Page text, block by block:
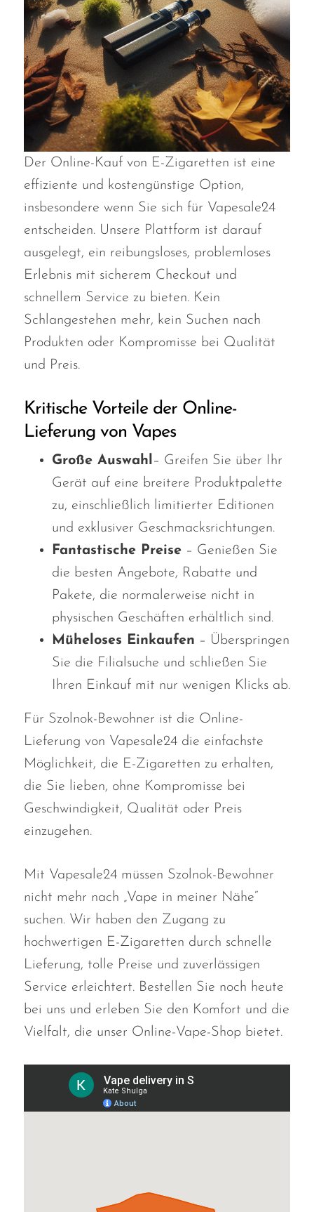
Der Online-Kauf von E-Zigaretten ist eine
effiziente und kostengünstige Option,
insbesondere wenn Sie sich für Vapesale24
entscheiden. Unsere Plattform ist darauf
ausgelegt, ein reibungsloses, problemloses
Erlebnis mit sicherem Checkout und
schnellem Service zu bieten. Kein
Schlangestehen mehr, kein Suchen nach
Produkten oder Kompromisse bei Qualität
und Preis.
Kritische Vorteile der Online-
Lieferung von Vapes
Große Auswahl – Greifen Sie über Ihr
Gerät auf eine breitere Produktpalette
zu, einschließlich limitierter Editionen
und exklusiver Geschmacksrichtungen.
Fantastische Preise – Genießen Sie
die besten Angebote, Rabatte und
Pakete, die normalerweise nicht in
physischen Geschäften erhältlich sind.
Müheloses Einkaufen – Überspringen
Sie die Filialsuche und schließen Sie
Ihren Einkauf mit nur wenigen Klicks ab.
Für Szolnok-Bewohner ist die Online-
Lieferung von Vapesale24 die einfachste
Möglichkeit, die E-Zigaretten zu erhalten,
die Sie lieben, ohne Kompromisse bei
Geschwindigkeit, Qualität oder Preis
einzugehen.
Mit Vapesale24 müssen Szolnok-Bewohner
nicht mehr nach „Vape in meiner Nähe“
suchen. Wir haben den Zugang zu
hochwertigen E-Zigaretten durch schnelle
Lieferung, tolle Preise und zuverlässigen
Service erleichtert. Bestellen Sie noch heute
bei uns und erleben Sie den Komfort und die
Vielfalt, die unser Online-Vape-Shop bietet.